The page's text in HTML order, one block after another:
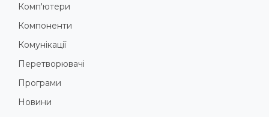
Комп'ютери
Компоненти
Комунікації
Перетворювачі
Програми
Новини